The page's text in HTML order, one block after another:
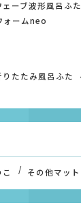
ェーブ波形風呂ふた
ォームneo
りたたみ風呂ふた
その他マット